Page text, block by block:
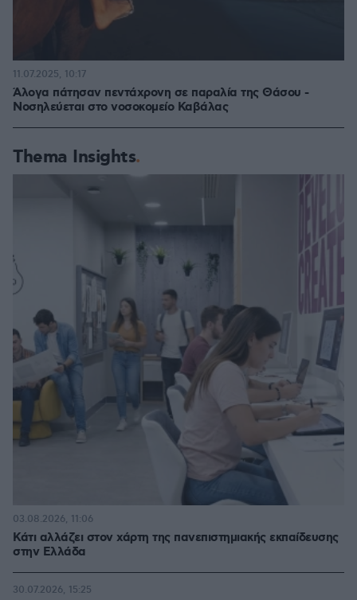
Άλογα πάτησαν πεντάχρονη σε παραλία της Θάσου -
Νοσηλεύεται στο νοσοκομείο Καβάλας
11.07.2025, 10:17
Thema Insights
Κάτι αλλάζει στον χάρτη της πανεπιστημιακής εκπαίδευσης
στην Ελλάδα
03.08.2026, 11:06
30.07.2026, 15:25